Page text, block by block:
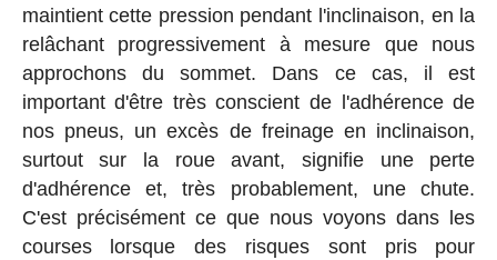
maintient cette pression pendant l'inclinaison, en la
relâchant progressivement à mesure que nous
approchons du sommet. Dans ce cas, il est
important d'être très conscient de l'adhérence de
nos pneus, un excès de freinage en inclinaison,
surtout sur la roue avant, signifie une perte
d'adhérence et, très probablement, une chute.
C'est précisément ce que nous voyons dans les
courses lorsque des risques sont pris pour